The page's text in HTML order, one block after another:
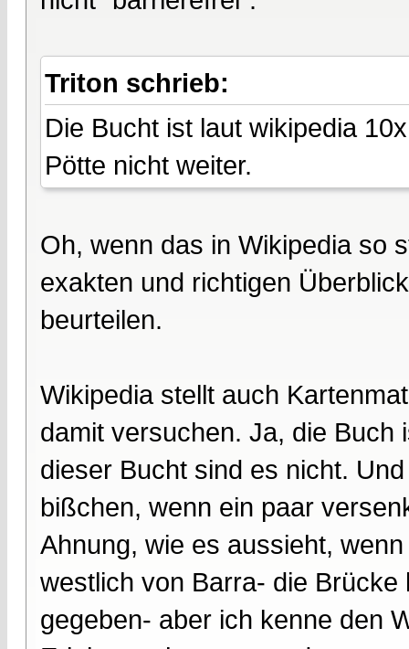
Triton schrieb:
Die Bucht ist laut wikipedia
Pötte nicht weiter.
Oh, wenn das in Wikipedia so
exakten und richtigen
beurteilen.
Wikipedia stellt auch
damit versuchen. Ja, die
dieser Bucht sind es nicht.
bißchen, wenn ein paar
Ahnung, wie es aussieht,
westlich von Barra- die
gegeben- aber ich kenne den